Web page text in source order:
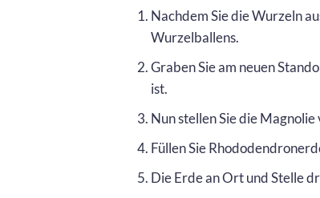
Nachdem Sie die Wurzeln
Wurzelballens.
Graben Sie am neuen
ist.
Nun stellen Sie die
Füllen Sie
Die Erde an Ort und Stelle